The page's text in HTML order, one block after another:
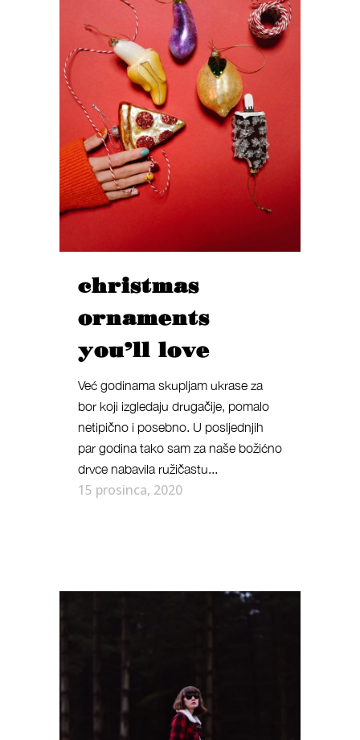
christmas
ornaments
you’ll love
Već godinama skupljam ukrase za
bor koji izgledaju drugačije, pomalo
netipično i posebno. U posljednjih
par godina tako sam za naše božićno
drvce nabavila ružičastu...
15 prosinca, 2020